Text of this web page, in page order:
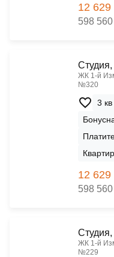
12 629
598 560
ЖК 1‑й
№320
3
12 629
598 560
ЖК 1‑й
№229